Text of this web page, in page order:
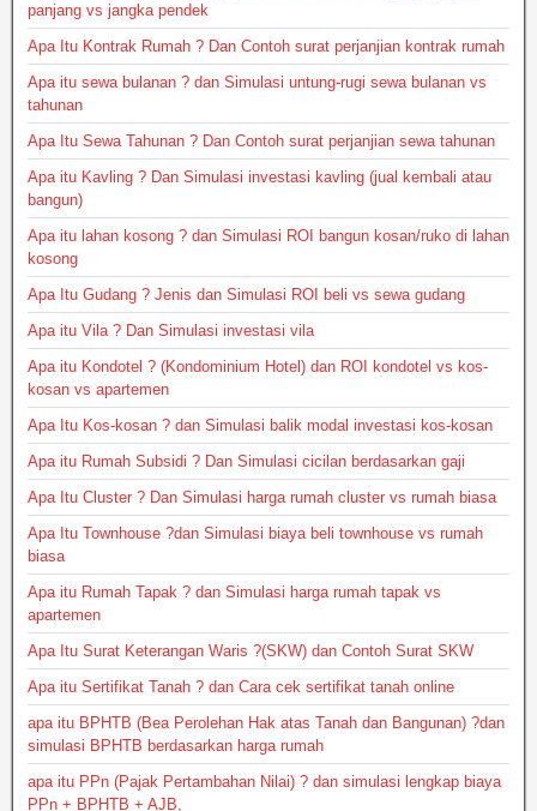
panjang vs jangka pendek
Apa Itu Kontrak Rumah ? Dan Contoh surat perjanjian kontrak rumah
Apa itu sewa bulanan ? dan Simulasi untung-rugi sewa bulanan vs
tahunan
Apa Itu Sewa Tahunan ? Dan Contoh surat perjanjian sewa tahunan
Apa itu Kavling ? Dan Simulasi investasi kavling (jual kembali atau
bangun)
Apa itu lahan kosong ? dan Simulasi ROI bangun kosan/ruko di lahan
kosong
Apa Itu Gudang ? Jenis dan Simulasi ROI beli vs sewa gudang
Apa itu Vila ? Dan Simulasi investasi vila
Apa itu Kondotel ? (Kondominium Hotel) dan ROI kondotel vs kos-
kosan vs apartemen
Apa Itu Kos-kosan ? dan Simulasi balik modal investasi kos-kosan
Apa itu Rumah Subsidi ? Dan Simulasi cicilan berdasarkan gaji
Apa Itu Cluster ? Dan Simulasi harga rumah cluster vs rumah biasa
Apa Itu Townhouse ?dan Simulasi biaya beli townhouse vs rumah
biasa
Apa itu Rumah Tapak ? dan Simulasi harga rumah tapak vs
apartemen
Apa Itu Surat Keterangan Waris ?(SKW) dan Contoh Surat SKW
Apa itu Sertifikat Tanah ? dan Cara cek sertifikat tanah online
apa itu BPHTB (Bea Perolehan Hak atas Tanah dan Bangunan) ?dan
simulasi BPHTB berdasarkan harga rumah
apa itu PPn (Pajak Pertambahan Nilai) ? dan simulasi lengkap biaya
PPn + BPHTB + AJB,